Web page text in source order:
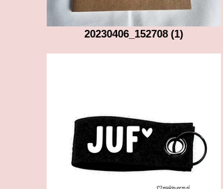
20230406_152708 (1)